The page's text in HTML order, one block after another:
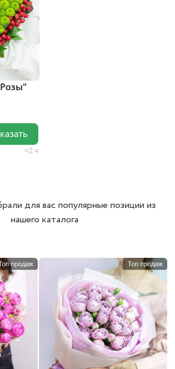
2 ч
для вас популярные позиции из
нашего каталога
продаж Топ продаж